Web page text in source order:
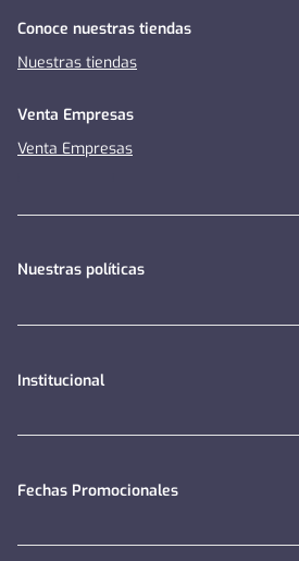
Conoce nuestras tiendas
Nuestras tiendas
Venta Empresas
Venta Empresas
Nuestras políticas
Institucional
Fechas Promocionales